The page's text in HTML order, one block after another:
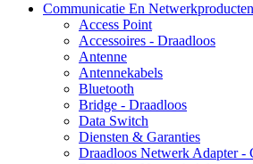
Communicatie En Netwerkproducten
Access Point
Accessoires - Draadloos
Antenne
Antennekabels
Bluetooth
Bridge - Draadloos
Data Switch
Diensten & Garanties
Draadloos Netwerk Adapter -